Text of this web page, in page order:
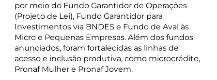
por meio do Fundo Garantidor de Operações
(Projeto de Lei), Fundo Garantidor para
Investimentos via BNDES e Fundo de Aval às
Micro e Pequenas Empresas. Além dos fundos
anunciados, foram fortalecidas as linhas de
acesso e inclusão produtiva, como microcrédito,
Pronaf Mulher e Pronaf Jovem.